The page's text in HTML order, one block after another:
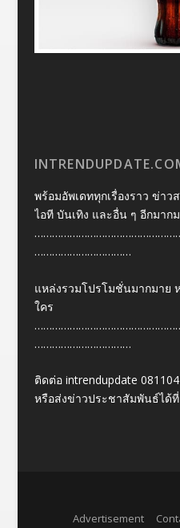
พร้อมอัพเดททุกเรื่องราว ข่า
ไอที บันเทิง และอื่น ๆ อีกมาก
……………………………
แหล่งรวมโปรโมชั่นมากมาย
ใคร
……………………………
ติดต่อ intrendupdate
หรือส่งข่าวประชาสัมพันธ์ได้ที่
Advertisement